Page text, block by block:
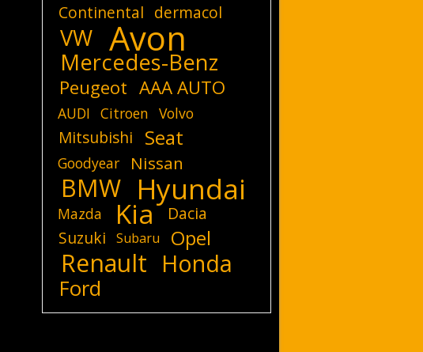
Continental dermacol
VW Avon
Mercedes-Benz
Peugeot AAA AUTO
AUDI Citroen Volvo
Mitsubishi Seat
Goodyear Nissan
BMW Hyundai
Mazda Kia
Dacia
Suzuki
Subaru Opel
Renault Honda
Ford